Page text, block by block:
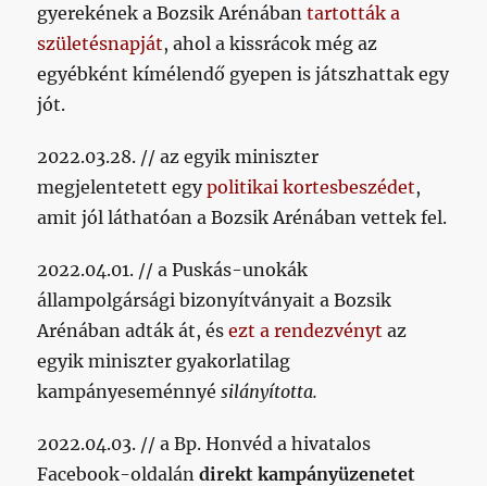
gyerekének a Bozsik Arénábantartották a
születésnapját, ahol a kissrácok még az
egyébként kímélendő gyepen is játszhattak egy
jót.
2022.03.28. // az egyik miniszter
megjelentetett egypolitikai kortesbeszédet,
amit jól láthatóan a Bozsik Arénában vettek fel.
2022.04.01. // a Puskás-unokák
állampolgársági bizonyítványait a Bozsik
Arénában adták át, ésezt a rendezvényt az
egyik miniszter gyakorlatilag
kampányeseménnyésilányította.
2022.04.03. // a Bp. Honvéd a hivatalos
Facebook-oldalándirekt kampányüzenetet